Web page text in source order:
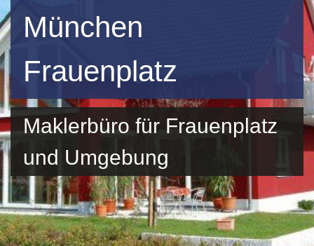
München
Frauenplatz
Maklerbüro für Frauenplatz
und Umgebung